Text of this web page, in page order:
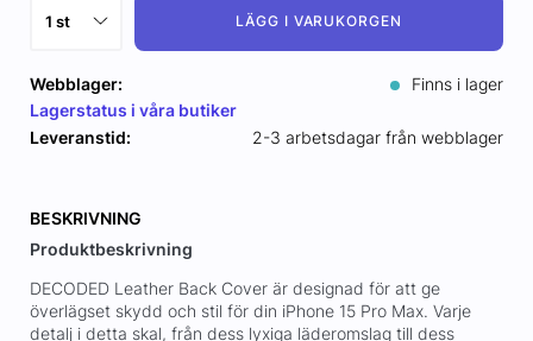
LÄGG I VARUKORGEN
Webblager:
Finns i lager
Lagerstatus i våra butiker
Leveranstid:
2-3 arbetsdagar från webblager
BESKRIVNING
Produktbeskrivning
DECODED Leather Back Cover är designad för att ge
överlägset skydd och stil för din iPhone 15 Pro Max. Varje
detalj i detta skal, från dess lyxiga läderomslag till dess